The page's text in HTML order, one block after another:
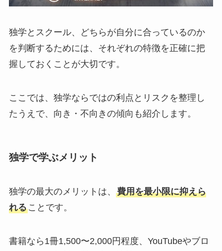
独学とスクール、どちらが自分に合っているのか
を判断するためには、それぞれの特徴を正確に把
握しておくことが大切です。
ここでは、独学ならではの利点とリスクを整理し
たうえで、向き・不向きの傾向も紹介します。
独学で学ぶメリット
独学の最大のメリットは、 費用を最小限に抑えら
れることです。
書籍なら1冊1,500〜2,000円程度、YouTubeやブロ